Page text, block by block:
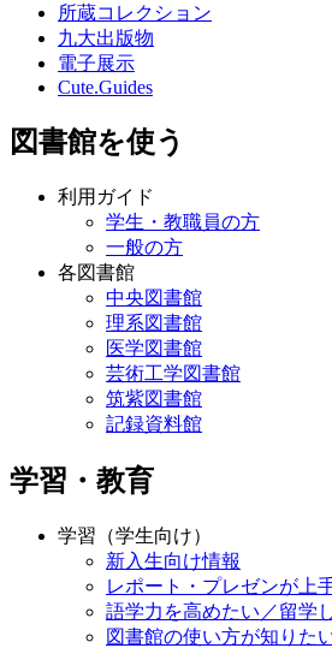
所蔵コレクション
九大出版物
電子展示
Cute.Guides
図書館を使う
利用ガイド
学生・教職員の方
一般の方
各図書館
中央図書館
理系図書館
医学図書館
芸術工学図書館
筑紫図書館
記録資料館
学習・教育
学習（学生向け）
新入生向け情報
レポート・プレゼンが上
語学力を高めたい／留学
図書館の使い方が知りた